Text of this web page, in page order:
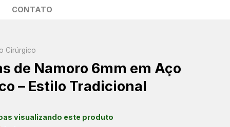
CONTATO
Cirúrgico
de Namoro 6mm em Aço
– Estilo Tradicional
visualizando este produto